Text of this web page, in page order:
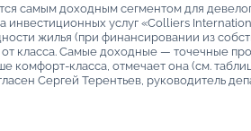
самым доходным сегментом для
инвестиционных услуг «Colliers
жилья (при финансировании из
от класса. Самые доходные — точечные
комфорт-класса, отмечает она (см.
Сергей Терентьев, руководитель